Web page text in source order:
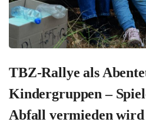
TBZ-Rallye als
Kindergruppen –
Abfall vermieden wird